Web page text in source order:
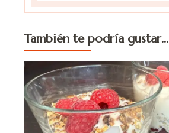
También te podría gustar...